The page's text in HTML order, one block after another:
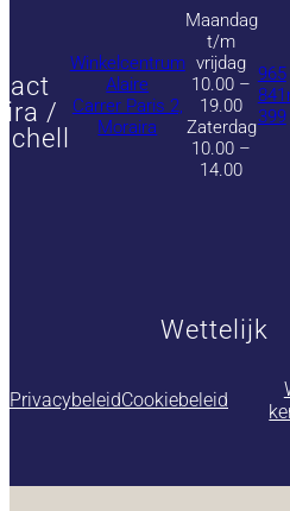
/
Winkelcentrum
Alaire
Carrer Paris 2,
Moraira
Maandag
t/m
vrijdag
10.00 –
19.00
Zaterdag
10.00 –
14.00
965
841
399
Wettelijk
PrivacybeleidCookiebeleid